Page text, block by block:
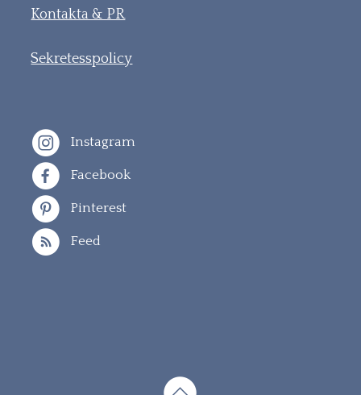
Kontakta & PR
Sekretesspolicy
Instagram
Facebook
Pinterest
Feed